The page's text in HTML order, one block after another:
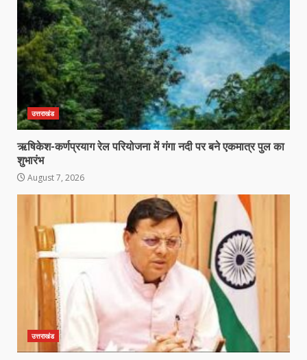
उत्तराखंड
ऋषिकेश-कर्णप्रयाग रेल परियोजना में गंगा नदी पर बने एकमात्र पुल का
शुभारंभ
August 7, 2026
उत्तराखंड